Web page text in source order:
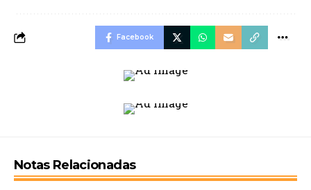
Facebook
Notas Relacionadas